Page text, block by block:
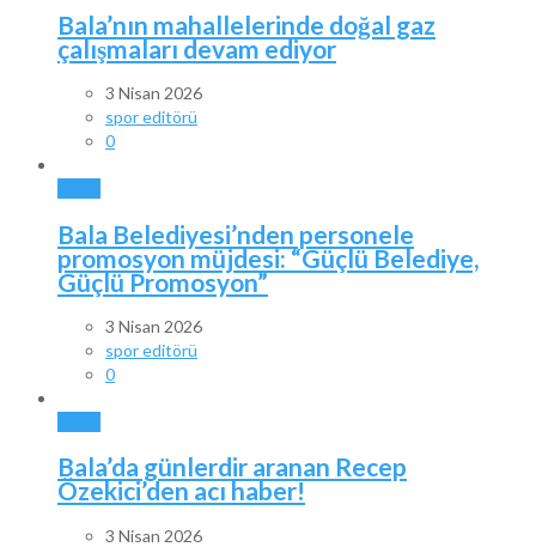
Bala’nın mahallelerinde doğal gaz
çalışmaları devam ediyor
3 Nisan 2026
spor editörü
0
Bala Belediyesi’nden personele
promosyon müjdesi: “Güçlü Belediye,
Güçlü Promosyon”
3 Nisan 2026
spor editörü
0
Bala’da günlerdir aranan Recep
Özekici’den acı haber!
3 Nisan 2026